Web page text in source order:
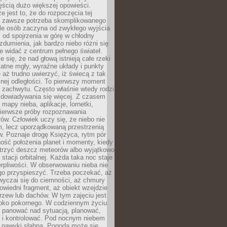
dużo większej opowieści.
jest to, że do rozpoczęcia tej
potrzeba skomplikowanego
osób zaczyna od zwykłego wyjścia
spojrzenia w górę w chłodny
jak bardzo niebo różni się
widać z centrum pełnego świateł.
się, że nad głową istnieją całe rzeki
mgły, wyraźne układy i punkty
aż trudno uwierzyć, iż świecą z tak
odległości. To pierwszy moment
zachwytu. Często właśnie wtedy rodzi
się więcej. Z czasem
mapy nieba, aplikacje, lornetki,
próby rozpoznawania
Człowiek uczy się, że niebo nie
lecz uporządkowaną przestrzenią
Poznaje drogę Księżyca, rytm pór
położenia planet i momenty, kiedy
deszcz meteorów albo wyjątkowo
stacji orbitalnej. Każda taka noc staje
W obserwowaniu nieba nie
przyspieszyć. Trzeba poczekać, aż
się do ciemności, aż chmury
fragment, aż obiekt wzejdzie
lub dachów. W tym zajęciu jest
pokornego. W codziennym życiu
panować nad sytuacją, planować,
i kontrolować. Pod nocnym niebem